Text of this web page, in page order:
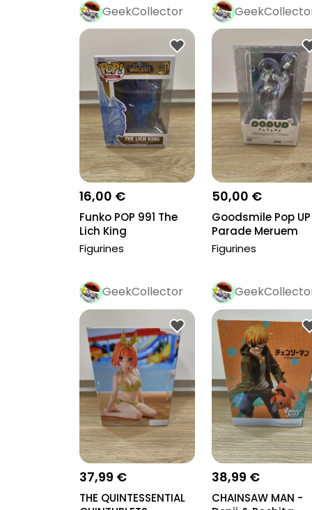
GeekCollector
Pro
16,00 €
Funko POP 991 The
Lich King
Figurines
Pro
50,00 €
Goodsmile Pop UP
Parade Meruem
Hunter x Hunter
Figurines
GeekCollector
Pro
37,99 €
THE QUINTESSENTIAL
Pro
38,99 €
CHAINSAW MAN -